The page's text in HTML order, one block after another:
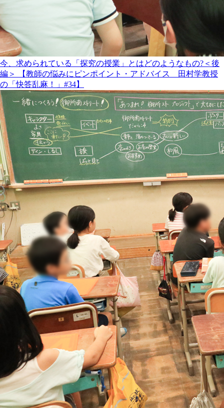
今、求められている「探究の授業」とはどのようなもの?＜後
編＞ 【教師の悩みにピンポイント・アドバイス 田村学教授
の「快答乱麻！」#34】